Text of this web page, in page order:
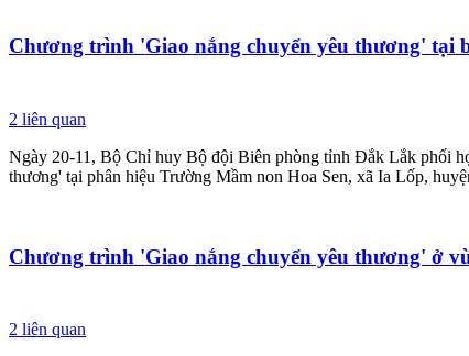
Chương trình 'Giao nắng chuyển yêu thương' tại
2 liên quan
Ngày 20-11, Bộ Chỉ huy Bộ đội Biên phòng tỉnh Đắk Lắk phối
thương' tại phân hiệu Trường Mầm non Hoa Sen, xã Ia Lốp,
Chương trình 'Giao nắng chuyển yêu thương' ở
2 liên quan